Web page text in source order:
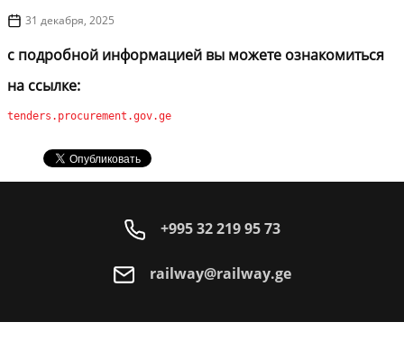
31 декабря, 2025
с подробной информацией вы можете ознакомиться
на ссылке:
tenders.procurement.gov.ge
+995 32 219 95 73
railway@railway.ge